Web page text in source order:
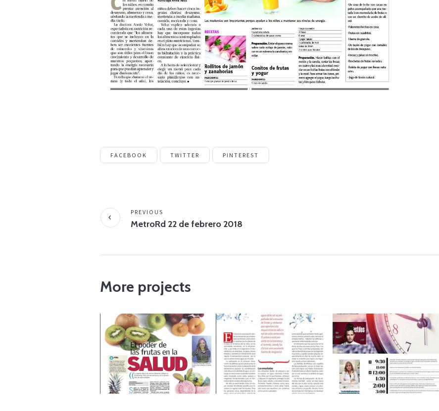
FACEBOOK TWITTER PINTEREST
MetroRd 22 de febrero 2018
PREVIOUS
More projects
AUGUST 23, 2019
Listin diario 15 enero
2016
AUGUST 23, 2019
Revista InfoCarol
Mayo/junio 2016
AUGUST 23, 2019
Revista Estilos 30
diciembre 2017